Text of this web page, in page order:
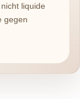
liquide
gegen